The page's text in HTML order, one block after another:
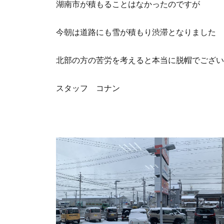
湖南市が積もることはなかったのですが
今朝は道路にも雪が積もり渋滞となりました
北部の方の苦労を考えると本当に脱帽でござ
スタッフ コナン